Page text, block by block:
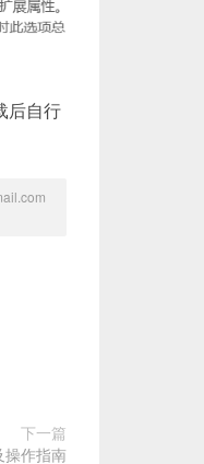
后自行
下一篇
操作指南